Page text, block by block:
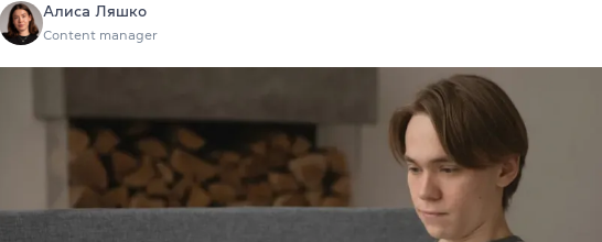
Алиса Ляшко
Content manager